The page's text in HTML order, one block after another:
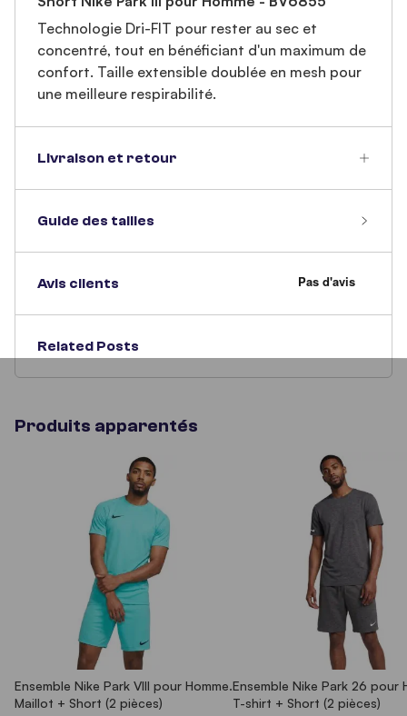
Technologie Dri-FIT pour rester au sec et
concentré, tout en bénéficiant d'un maximum de
confort. Taille extensible doublée en mesh pour
une meilleure respirabilité.
Livraison et retour
Guide des tailles
Avis clients
Related Posts
Produits apparentés
Ensemble Nike Park VIII pour Homme.
Maillot + Short (2 pièces)
Ensemble Nike Park 26 pour
T-shirt + Short (2 pièces)